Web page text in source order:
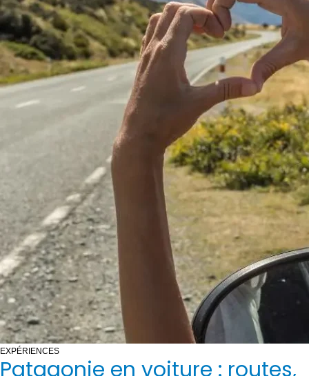
EXPÉRIENCES
Patagonie en voiture : routes,